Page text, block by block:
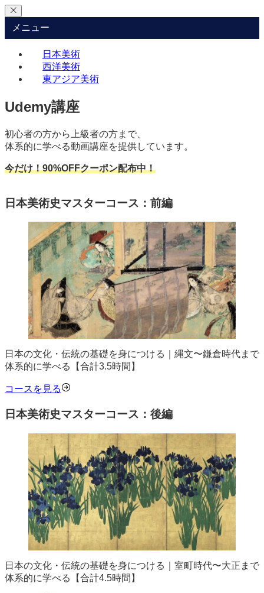
メニュー
日本美術
西洋美術
東アジア美術
Udemy講座
初心者の方から上級者の方まで、
体系的に学べる動画講座を提供しています。
今だけ！90%OFFクーポン配布中！
日本美術史マスターコース：前編
日本の文化・伝統の基礎を身につける｜縄文〜鎌倉時代まで
体系的に学べる【合計3.5時間】
コースを見る
日本美術史マスターコース：後編
日本の文化・伝統の基礎を身につける｜室町時代〜大正まで
体系的に学べる【合計4.5時間】